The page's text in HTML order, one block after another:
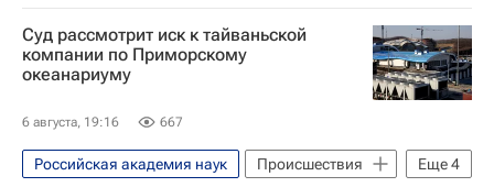
Никита Зезин
Происшествия
Суд рассмотрит иск к тайваньской
компании по Приморскому
океанариуму
6 августа, 19:16 667
Еще4
Российская академия наук
Происшествия